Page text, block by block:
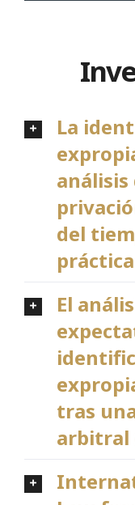
La
del
El
tras
arbitral